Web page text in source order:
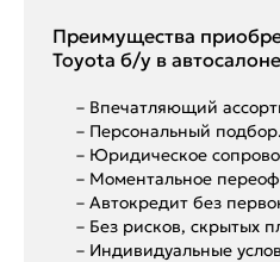
Преимущества
Toyota б/у в
– Впечатляющий
– Персональный подбор.
– Юридическое
– Моментальное
– Автокредит без
– Без рисков, скрытых
– Индивидуальные